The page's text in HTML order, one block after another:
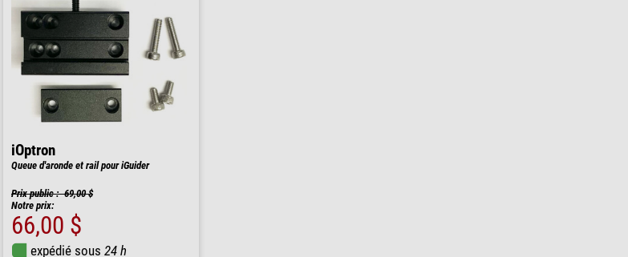
iOptron
Queue d'aronde et rail pour iGuider
Prix public : 69,00 $
Notre prix:
66,00 $
expédié sous 24 h